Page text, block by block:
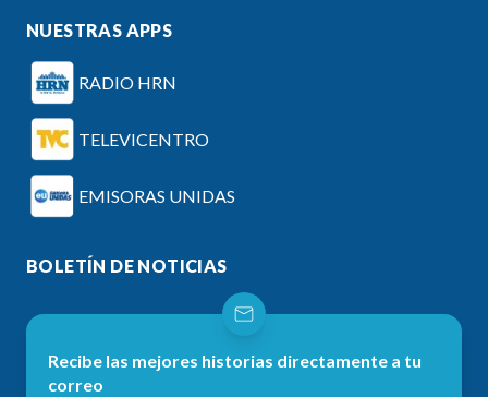
NUESTRAS APPS
RADIO HRN
TELEVICENTRO
EMISORAS UNIDAS
BOLETÍN DE NOTICIAS
Recibe las mejores historias directamente a tu
correo